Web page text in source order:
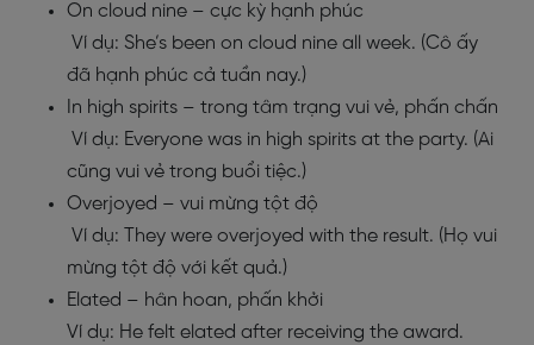
On cloud nine – cực kỳ hạnh phúc
Ví dụ: She’s been on cloud nine all week. (Cô ấy
đã hạnh phúc cả tuần nay.)
In high spirits – trong tâm trạng vui vẻ, phấn chấn
Ví dụ: Everyone was in high spirits at the party. (Ai
cũng vui vẻ trong buổi tiệc.)
Overjoyed – vui mừng tột độ
Ví dụ: They were overjoyed with the result. (Họ vui
mừng tột độ với kết quả.)
Elated – hân hoan, phấn khởi
Ví dụ: He felt elated after receiving the award.